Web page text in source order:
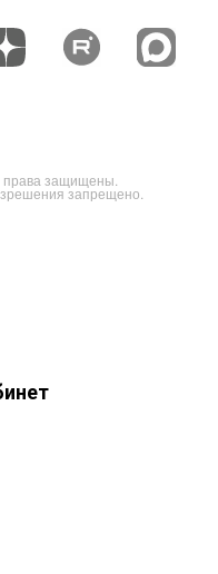
защищены.
запрещено.